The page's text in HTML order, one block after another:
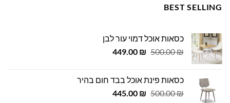
BEST SELLING
כסאות אוכל דמוי עור לבן
500.00₪
המחיר
500.00 ₪.
449.00 ₪
המחיר
449.00 ₪.
כסאות פינת אוכל בבד חום בהיר
500.00₪
המחיר
445.00 ₪
המחיר